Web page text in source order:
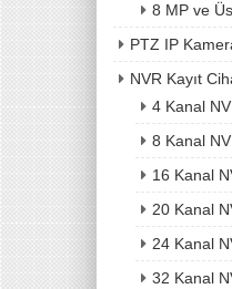
8 MP ve
PTZ IP
NVR Kayıt
4 Kanal
8 Kanal
16 Kanal
20 Kanal
24 Kanal
32 Kanal